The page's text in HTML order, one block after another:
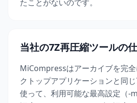
たことがないのです。
当社の7Z再圧縮ツールの
MiCompressはアーカイブを完
クトップアプリケーションと同
使って、利用可能な最高設定（-